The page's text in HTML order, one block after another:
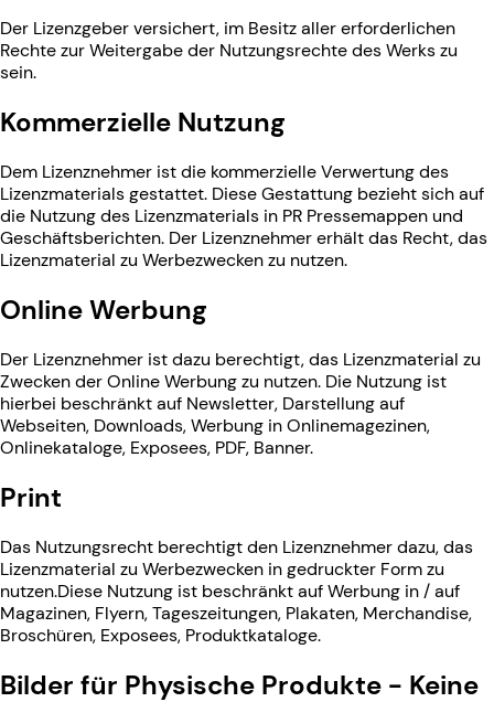
Der Lizenzgeber versichert, im Besitz aller erforderlichen
Rechte zur Weitergabe der Nutzungsrechte des Werks zu
sein.
Kommerzielle Nutzung
Dem Lizenznehmer ist die kommerzielle Verwertung des
Lizenzmaterials gestattet. Diese Gestattung bezieht sich auf
die Nutzung des Lizenzmaterials in PR Pressemappen und
Geschäftsberichten. Der Lizenznehmer erhält das Recht, das
Lizenzmaterial zu Werbezwecken zu nutzen.
Online Werbung
Der Lizenznehmer ist dazu berechtigt, das Lizenzmaterial zu
Zwecken der Online Werbung zu nutzen. Die Nutzung ist
hierbei beschränkt auf Newsletter, Darstellung auf
Webseiten, Downloads, Werbung in Onlinemagezinen,
Onlinekataloge, Exposees, PDF, Banner.
Print
Das Nutzungsrecht berechtigt den Lizenznehmer dazu, das
Lizenzmaterial zu Werbezwecken in gedruckter Form zu
nutzen.Diese Nutzung ist beschränkt auf Werbung in / auf
Magazinen, Flyern, Tageszeitungen, Plakaten, Merchandise,
Broschüren, Exposees, Produktkataloge.
Bilder für Physische Produkte - Keine